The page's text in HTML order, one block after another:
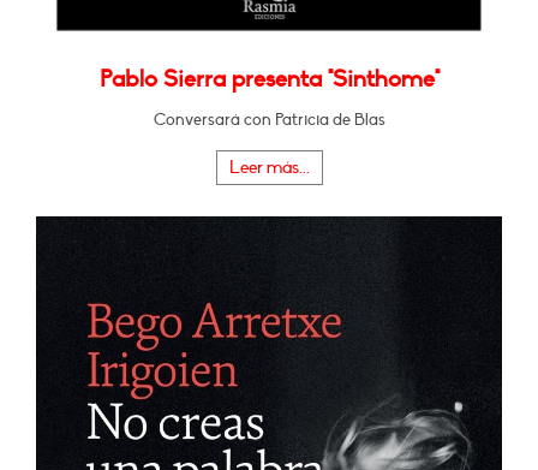
Pablo Sierra presenta "Sinthome"
Conversará con Patricia de Blas
Leer más...